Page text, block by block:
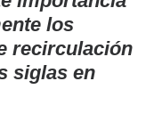
los
recirculación
siglas en